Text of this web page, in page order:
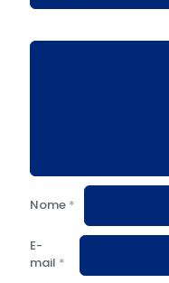
Nome *
E-
mail *